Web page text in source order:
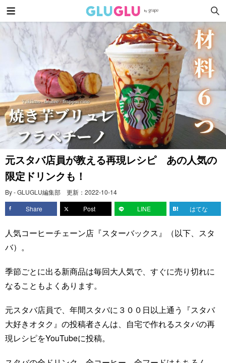
元スタバ店員が教える再現レシピ あの人気の
限定ドリンクも！
By - GLUGLU編集部 更新： 2022-10-14
Share
Post LINE はてな
人気コーヒーチェーン店『スターバックス』（以下、スタ
バ）。
季節ごとに出る新商品は毎回大人気で、すぐに売り切れに
なることもよくあります。
元スタバ店員で、年間スタバに３００日以上通う『スタバ
大好きオタク』の投稿者さんは、自宅で作れるスタバの再
現レシピをYouTubeに投稿。